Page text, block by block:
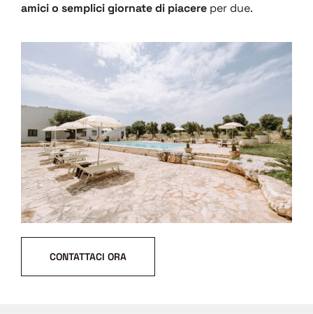
amici o semplici giornate di piacere per due.
CONTATTACI ORA